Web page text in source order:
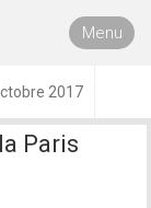
Menu
2017
Paris